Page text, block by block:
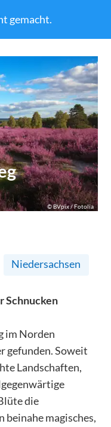
gemacht.
©BVpix / Fotolia
Niedersachsen
Schnucken
im Norden
gefunden. Soweit
Landschaften,
die
beinahe magisches,